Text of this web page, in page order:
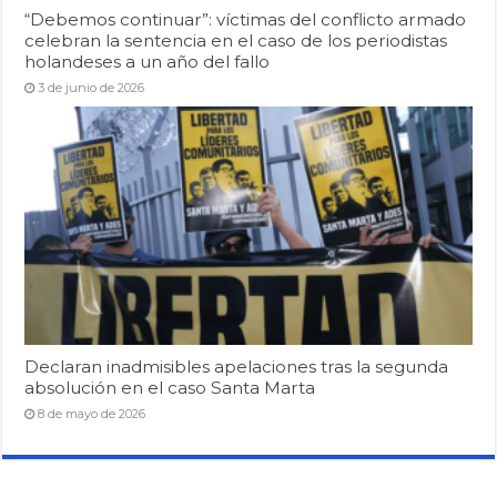
“Debemos continuar”: víctimas del conflicto armado
celebran la sentencia en el caso de los periodistas
holandeses a un año del fallo
3 de junio de 2026
Declaran inadmisibles apelaciones tras la segunda
absolución en el caso Santa Marta
8 de mayo de 2026